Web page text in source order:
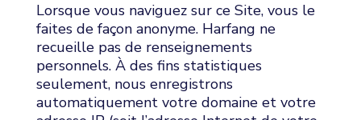
Lorsque vous naviguez sur ce Site, vous le
faites de façon anonyme. Harfang ne
recueille pas de renseignements
personnels. À des fins statistiques
seulement, nous enregistrons
automatiquement votre domaine et votre